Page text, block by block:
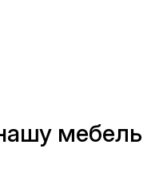
мебель